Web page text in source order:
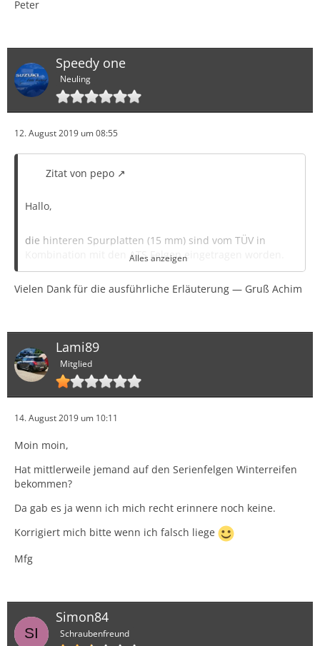
Peter
Speedy one
Neuling
12. August 2019 um 08:55
Zitat von pepo
Hallo,
die hinteren Spurplatten (15 mm) sind vom TÜV in
Kombination mit den ATS Felgen eingetragen worden.
Mit Aufbocken etc.
Wechsel auf Winterreifen montiert lassen.
Ich musste keine Veränderungen vornehmen. Wurde
nur gesagt, dass die Abdeckung der Lauffläche jetzt
grenzwertig wäre.
vorgefahren. Wäre nicht zum Eintragen gewesen.
Macht ja auch keinen Sinn, wenn man selber schon
sieht, dass was schleift.
Schönen Gruß
Peter
Alles anzeigen
Vielen Dank für die ausführliche Erläuterung — Gruß Achim
Lami89
Mitglied
14. August 2019 um 10:11
Moin moin,
Hat mittlerweile jemand auf den Serienfelgen Winterreifen
bekommen?
Da gab es ja wenn ich mich recht erinnere noch keine.
Korrigiert mich bitte wenn ich falsch liege
Mfg
Simon84
Schraubenfreund